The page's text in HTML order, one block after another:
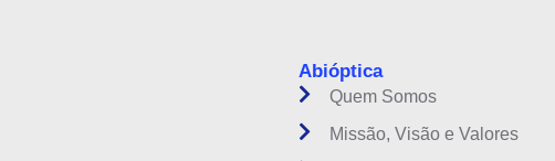
Abióptica
Quem Somos
Missão, Visão e Valores